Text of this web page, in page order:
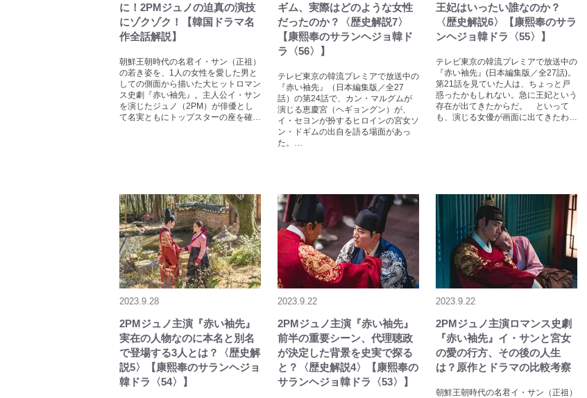
に！2PMジュノの迫真の演技
にゾクゾク！【韓国ドラマ名
作全話解説】
朝鮮王朝時代の名君イ・サン（正祖）
の若き姿を、1人の女性を愛した男と
しての側面から描いた大ヒットロマン
ス史劇『赤い袖先』。主人公イ・サン
を演じたジュノ（2PM）が俳優とし
て名実ともにトップスターの座を確…
ギム、実際はどのような女性
だったのか？〈歴史解説7〉
【康熙奉のサランヘジョ韓ド
ラ〈56〉】
テレビ東京の韓流プレミアで放送中の
『赤い袖先』（日本編集版／全27
話）の第24話で、カン・マルグムが
演じる恵慶宮（ヘギョングン）が、
イ・セヨンが扮するヒロインの宮女ソ
ン・ドギムの出自を語る場面があっ
た。…
王妃はいったい誰なのか？
〈歴史解説6〉【康熙奉のサラ
ンヘジョ韓ドラ〈55〉】
テレビ東京の韓流プレミアで放送中の
『赤い袖先』(日本編集版／全27話)。
第21話を見ていた人は、ちょっと戸
惑ったかもしれない。急に王妃という
存在が出てきたからだ。 といって
も、演じる女優が画面に出てきたわ…
2023.9.28
2PMジュノ主演『赤い袖先』
実在の人物なのに本名と別名
で登場する3人とは？〈歴史解
説5〉【康熙奉のサランヘジョ
韓ドラ〈54〉】
2023.9.22
2PMジュノ主演『赤い袖先』
前半の重要シーン、代理聴政
が決定した背景を史実で探る
と？〈歴史解説4〉【康熙奉の
サランヘジョ韓ドラ〈53〉】
2023.9.22
2PMジュノ主演ロマンス史劇
『赤い袖先』イ・サンと宮女
の愛の行方、その後の人生
は？原作とドラマの比較考察
朝鮮王朝時代の名君イ・サン（正祖）